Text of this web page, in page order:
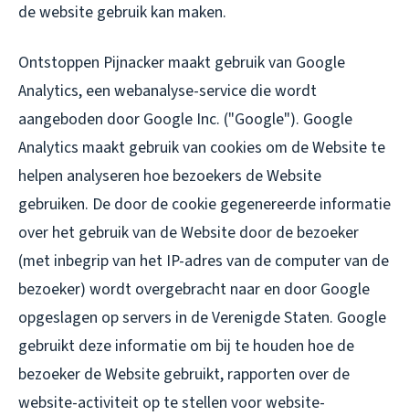
de website gebruik kan maken.
Ontstoppen Pijnacker maakt gebruik van Google
Analytics, een webanalyse-service die wordt
aangeboden door Google Inc. ("Google"). Google
Analytics maakt gebruik van cookies om de Website te
helpen analyseren hoe bezoekers de Website
gebruiken. De door de cookie gegenereerde informatie
over het gebruik van de Website door de bezoeker
(met inbegrip van het IP-adres van de computer van de
bezoeker) wordt overgebracht naar en door Google
opgeslagen op servers in de Verenigde Staten. Google
gebruikt deze informatie om bij te houden hoe de
bezoeker de Website gebruikt, rapporten over de
website-activiteit op te stellen voor website-